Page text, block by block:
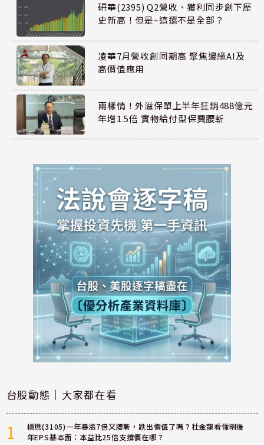
研華(2395) Q2營收、獲利同步創下歷
史新高！但是~這還不是全部？
凌華7月營收創同期高 聚焦邊緣AI及
高價值應用
兩樣情！外溢保單上半年狂銷488億元
年增1.5倍 實物給付型保費腰斬
台股動態｜大家都在看
1
穩懋(3105)一年暴漲7倍又腰斬，跌出價值了嗎？杜金龍看懂明後
年EPS基本面：本益比25倍支撐價在哪？